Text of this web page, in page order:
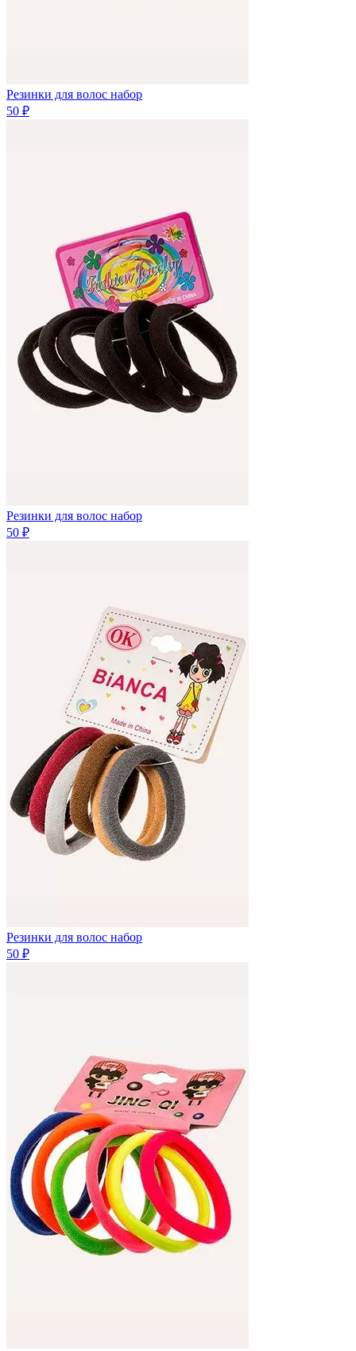
Резинки для волос набор
50 ₽
Резинки для волос набор
50 ₽
Резинки для волос набор
50 ₽